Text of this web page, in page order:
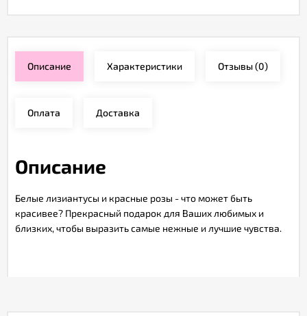
Описание Характеристики Отзывы(0)
Оплата Доставка
Описание
Белые лизиантусы и красные розы - что может быть
красивее? Прекрасный подарок для Ваших любимых и
близких, чтобы выразить самые нежные и лучшие чувства.